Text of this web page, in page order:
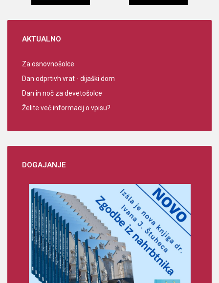
AKTUALNO
Za osnovnošolce
Dan odprtivh vrat - dijaški dom
Dan in noč za devetošolce
Želite več informacij o vpisu?
DOGAJANJE